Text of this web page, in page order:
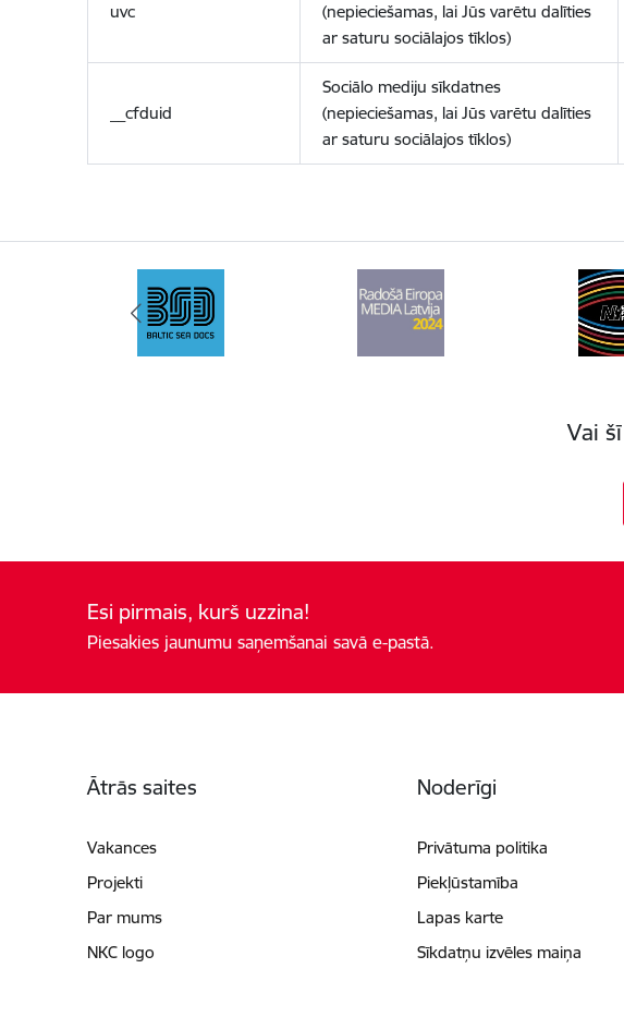
uvc
(nepieciešamas, lai Jūs varētu dalīties
ar saturu sociālajos tīklos)
__cfduid
Sociālo mediju sīkdatnes
(nepieciešamas, lai Jūs varētu dalīties
ar saturu sociālajos tīklos)
Vai
Esi pirmais, kurš uzzina!
Piesakies jaunumu saņemšanai savā e-pastā.
Ātrās saites
Vakances
Projekti
Par mums
NKC logo
Noderīgi
Privātuma politika
Piekļūstamība
Lapas karte
Sīkdatņu izvēles maiņa